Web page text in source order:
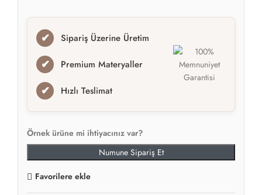
✔ Sipariş Üzerine Üretim
✔ Premium Materyaller
✔ Hızlı Teslimat
Örnek ürüne mi ihtiyacınız var?
Numune Sipariş Et
Favorilere ekle